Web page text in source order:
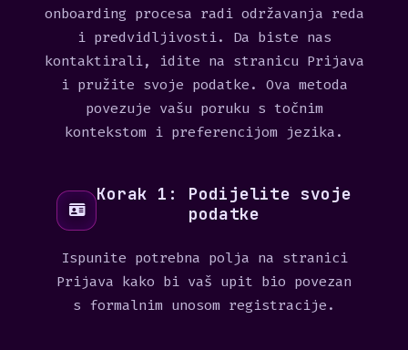
onboarding procesa radi održavanja reda
i predvidljivosti. Da biste nas
kontaktirali, idite na stranicu Prijava
i pružite svoje podatke. Ova metoda
povezuje vašu poruku s točnim
kontekstom i preferencijom jezika.
Korak 1: Podijelite svoje
podatke
Ispunite potrebna polja na stranici
Prijava kako bi vaš upit bio povezan
s formalnim unosom registracije.